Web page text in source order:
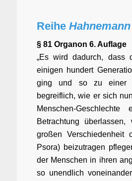
Reihe
§ 81 Organon 6. Auflage
„Es wird dadurch, dass
einigen hundert
ging und so zu einer
begreiflich, wie er sich
Menschen-
Betrachtung
großen Verschiedenheit
Psora) beizutragen
der Menschen in ihren
so unendlich